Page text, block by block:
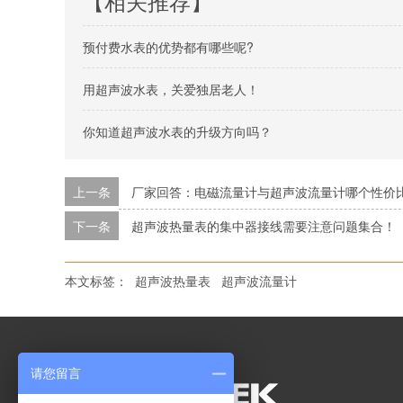
预付费水表的优势都有哪些呢?
用超声波水表，关爱独居老人！
你知道超声波水表的升级方向吗？
上一条
厂家回答：电磁流量计与超声波流量计哪个性价
下一条
超声波热量表的集中器接线需要注意问题集合！
本文标签： 超声波热量表 超声波流量计
请您留言